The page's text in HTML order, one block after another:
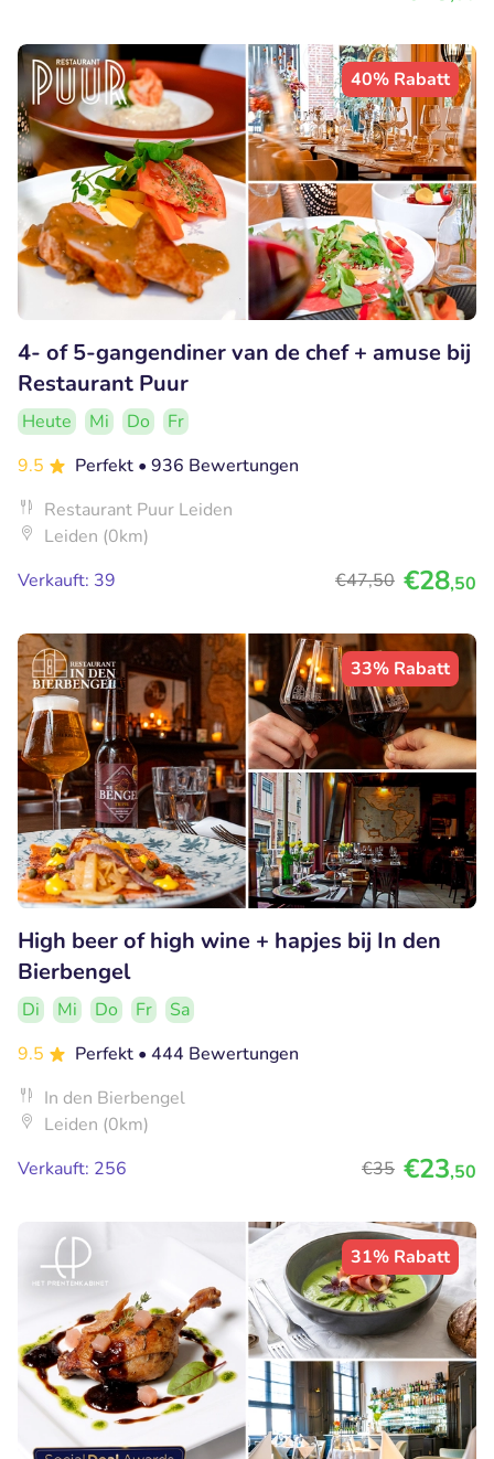
40% Rabatt
4- of 5-gangendiner van de chef + amuse bij
Restaurant Puur
Heute Mi Do
Fr
9.5
Perfekt • 936 Bewertungen
Restaurant Puur Leiden
Leiden (0km)
Verkauft: 39
€47,50 €28,50
33% Rabatt
High beer of high wine + hapjes bij In den
Bierbengel
Di Mi Do Fr
Sa
9.5
Perfekt • 444 Bewertungen
In den Bierbengel
Leiden (0km)
Verkauft: 256
€35 €23,50
31% Rabatt